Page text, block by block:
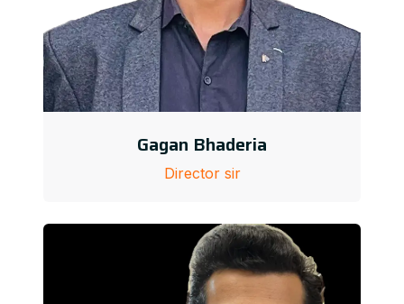
Gagan Bhaderia
Director sir